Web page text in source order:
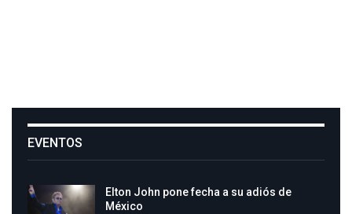
EVENTOS
Elton John pone fecha a su adiós de
México